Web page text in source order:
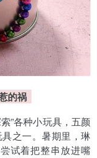
的祸
”各种小玩具，五颜
之一。暑期里，琳
试着把整串放进嘴